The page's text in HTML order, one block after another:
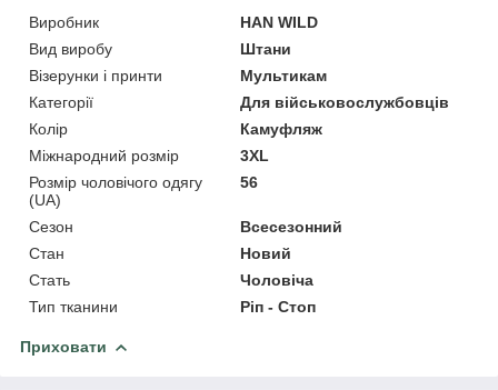
Виробник
HAN WILD
Вид виробу
Штани
Візерунки і принти
Мультикам
Категорії
Для військовослужбовців
Колір
Камуфляж
Міжнародний розмір
3XL
Розмір чоловічого одягу
(UA)
56
Сезон
Всесезонний
Стан
Новий
Стать
Чоловіча
Тип тканини
Ріп - Стоп
Приховати